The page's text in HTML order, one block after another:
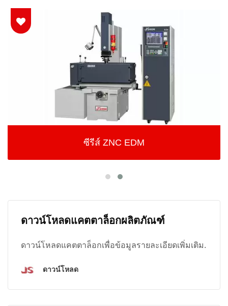
ซีรีส์ ZNC EDM
ดาวน์โหลดแคตตาล็อกผลิตภัณฑ์
ดาวน์โหลดแคตตาล็อกเพื่อข้อมูลรายละเอียดเพิ่มเติม.
ดาวน์โหลด